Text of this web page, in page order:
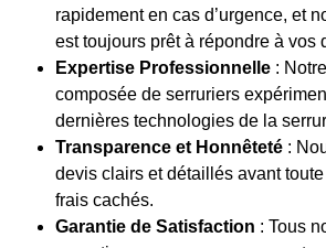
rapidement en cas d’urgence, et
est toujours prêt à répondre à vos
Expertise Professionnelle :
composée de serruriers
dernières technologies de la
Transparence et Honnêteté :
devis clairs et détaillés avant
frais cachés.
Garantie de Satisfaction : Tous